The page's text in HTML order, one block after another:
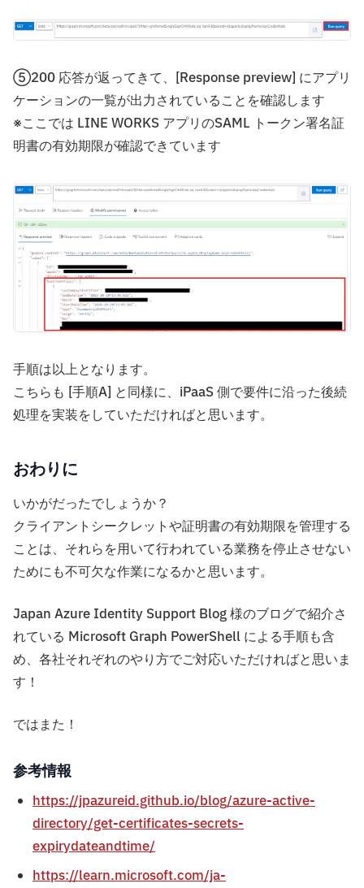
⑤200 応答が返ってきて、[Response preview] にアプリ
ケーションの一覧が出力されていることを確認します
※ここでは LINE WORKS アプリのSAML トークン署名証
明書の有効期限が確認できています
手順は以上となります。
こちらも [手順A] と同様に、iPaaS 側で要件に沿った後続
処理を実装をしていただければと思います。
おわりに
いかがだったでしょうか？
クライアントシークレットや証明書の有効期限を管理する
ことは、それらを用いて行われている業務を停止させない
ためにも不可欠な作業になるかと思います。
Japan Azure Identity Support Blog 様のブログで紹介さ
れている Microsoft Graph PowerShell による手順も含
め、各社それぞれのやり方でご対応いただければと思いま
す！
ではまた！
参考情報
https://jpazureid.github.io/blog/azure-active-
directory/get-certificates-secrets-
expirydateandtime/
https://learn.microsoft.com/ja-